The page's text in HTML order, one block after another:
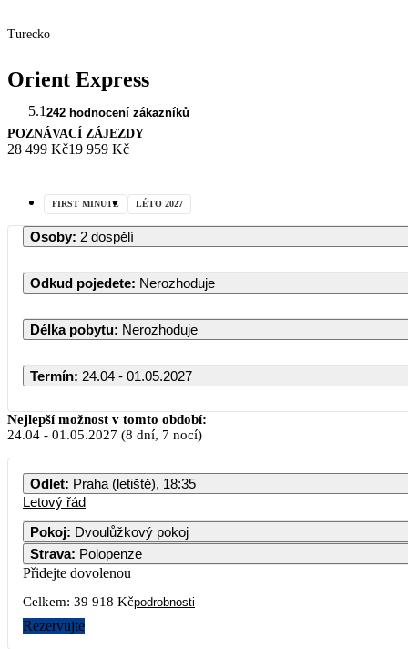
Turecko
Orient Express
5.1 242 hodnocení zákazníků
POZNÁVACÍ ZÁJEZDY
28 499 Kč19 959 Kč
FIRST MINUTE LÉTO 2027
Osoby: 2 dospělí
Odkud pojedete: Nerozhoduje
Délka pobytu: Nerozhoduje
Termín: 24.04 - 01.05.2027
Nejlepší možnost v tomto období:
24.04 - 01.05.2027 (8 dní, 7 nocí)
Odlet: Praha (letiště), 18:35
Letový řád
Pokoj: Dvoulůžkový pokoj
Strava: Polopenze
Přidejte dovolenou
Celkem: 39 918 Kčpodrobnosti
Rezervujte